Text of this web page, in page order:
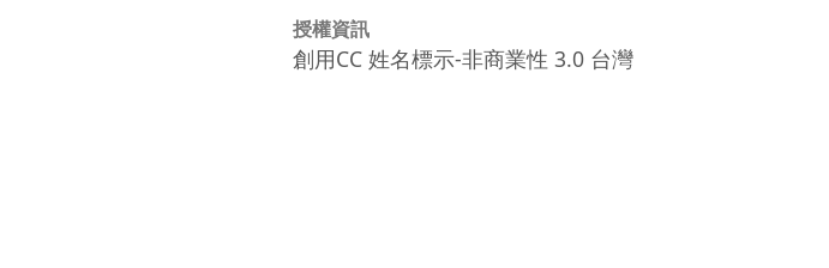
授權資訊
創用CC 姓名標示-非商業性 3.0 台灣